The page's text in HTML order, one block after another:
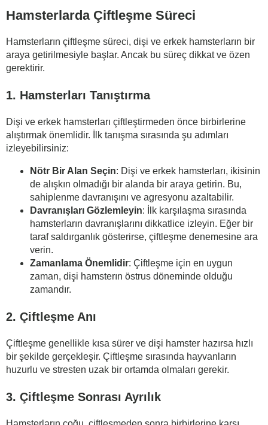
Hamsterlarda Çiftleşme Süreci
Hamsterların çiftleşme süreci, dişi ve erkek hamsterların bir
araya getirilmesiyle başlar. Ancak bu süreç dikkat ve özen
gerektirir.
1. Hamsterları Tanıştırma
Dişi ve erkek hamsterları çiftleştirmeden önce birbirlerine
alıştırmak önemlidir. İlk tanışma sırasında şu adımları
izleyebilirsiniz:
Nötr Bir Alan Seçin: Dişi ve erkek hamsterları, ikisinin
de alışkın olmadığı bir alanda bir araya getirin. Bu,
sahiplenme davranışını ve agresyonu azaltabilir.
Davranışları Gözlemleyin: İlk karşılaşma sırasında
hamsterların davranışlarını dikkatlice izleyin. Eğer bir
taraf saldırganlık gösterirse, çiftleşme denemesine ara
verin.
Zamanlama Önemlidir: Çiftleşme için en uygun
zaman, dişi hamsterın östrus döneminde olduğu
zamandır.
2. Çiftleşme Anı
Çiftleşme genellikle kısa sürer ve dişi hamster hazırsa hızlı
bir şekilde gerçekleşir. Çiftleşme sırasında hayvanların
huzurlu ve stresten uzak bir ortamda olmaları gerekir.
3. Çiftleşme Sonrası Ayrılık